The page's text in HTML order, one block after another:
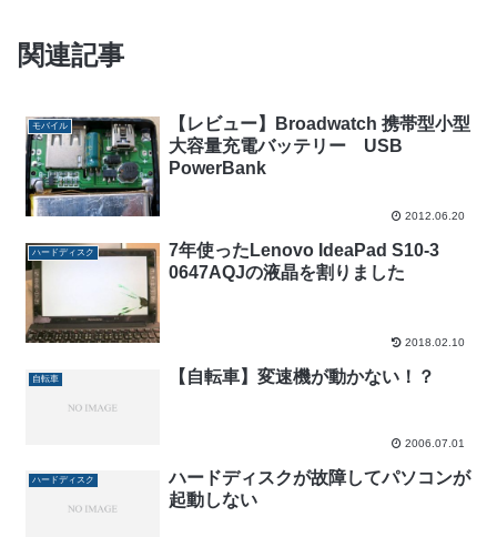
関連記事
モバイル
【レビュー】Broadwatch 携帯型小型
大容量充電バッテリー USB
PowerBank
2012.06.20
ハードディスク
7年使ったLenovo IdeaPad S10-3
0647AQJの液晶を割りました
2018.02.10
自転車 【自転車】変速機が動かない！？
2006.07.01
ハードディスク
ハードディスクが故障してパソコンが
起動しない